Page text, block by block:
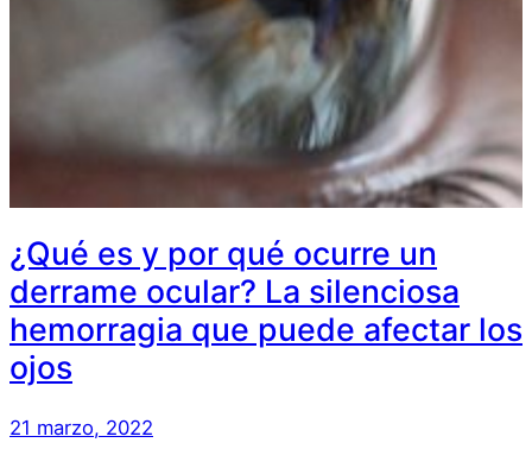
¿Qué es y por qué ocurre un
derrame ocular? La silenciosa
hemorragia que puede afectar los
ojos
21 marzo, 2022